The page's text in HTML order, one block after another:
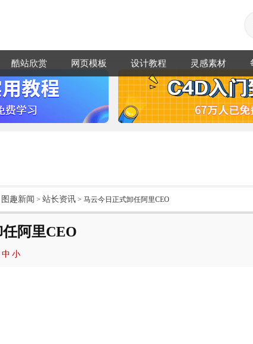
酷站欣赏 网页模板 设计教程 灵感素材
图趣新闻 > 站长资讯> 马云今日正式卸任阿里CEO
阿里CEO
中 小